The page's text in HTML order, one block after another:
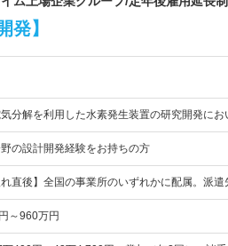
発】
分解を利用した水素発生装置の研究開発に
の設計開発経験をお持ちの方
れ直後】全国の事業所のいずれかに配属。派
～960万円